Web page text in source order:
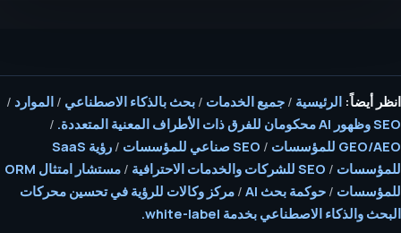
انظر أيضاً: الرئيسية / جميع الخدمات / بحث بالذكاء الاصطناعي / الموارد /
SEO وظهور AI محكومان للفرق ذات الأطراف المعنية المتعددة.
/
GEO/AEO للمؤسسات
/ SEO صناعي للمؤسسات /
رؤية SaaS
للمؤسسات / SEO للشركات والخدمات الاحترافية /
مستشار امتثال ORM
للمؤسسات / حوكمة بحث AI / مركز وكالات للرؤية في تحسين محركات
البحث والذكاء الاصطناعي بخدمة white-label.